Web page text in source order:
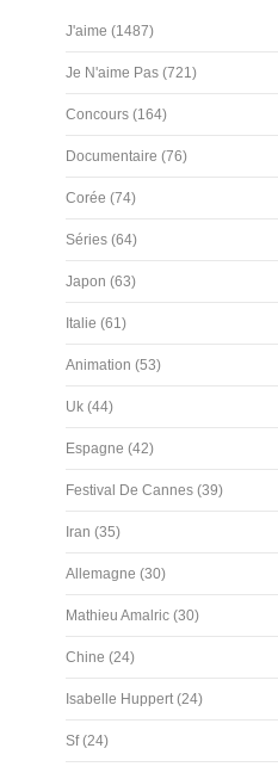
J'aime (1487)
Je N'aime Pas (721)
Concours (164)
Documentaire (76)
Corée (74)
Séries (64)
Japon (63)
Italie (61)
Animation (53)
Uk (44)
Espagne (42)
Festival De Cannes (39)
Iran (35)
Allemagne (30)
Mathieu Amalric (30)
Chine (24)
Isabelle Huppert (24)
Sf (24)